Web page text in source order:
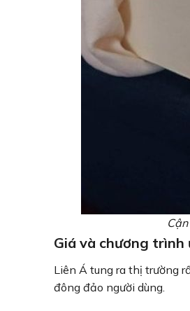
Giá và chương trình
Liên Á tung ra thị trường
đông đảo người dùng.